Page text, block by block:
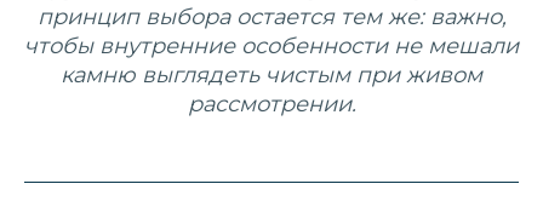
принцип выбора остается тем же: важно,
чтобы внутренние особенности не мешали
камню выглядеть чистым при живом
рассмотрении.